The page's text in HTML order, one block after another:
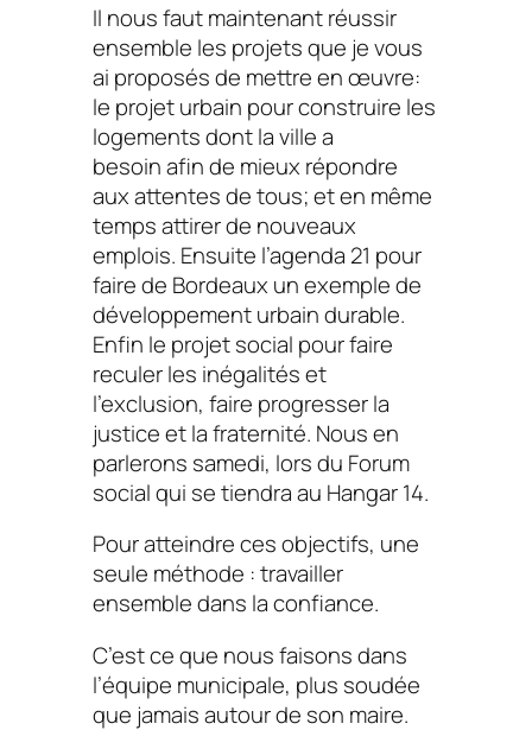
Il nous faut maintenant réussir
ensemble les projets que je vous
ai proposés de mettre en œuvre:
le projet urbain pour construire les
logements dont la ville a
besoin afin de mieux répondre
aux attentes de tous; et en même
temps attirer de nouveaux
emplois. Ensuite l’agenda 21 pour
faire de Bordeaux un exemple de
développement urbain durable.
Enfin le projet social pour faire
reculer les inégalités et
l’exclusion, faire progresser la
justice et la fraternité. Nous en
parlerons samedi, lors du Forum
social qui se tiendra au Hangar 14.
Pour atteindre ces objectifs, une
seule méthode : travailler
ensemble dans la confiance.
C’est ce que nous faisons dans
l’équipe municipale, plus soudée
que jamais autour de son maire.